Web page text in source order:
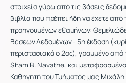
στοιχεία γύρω από τις βάσεις
βιβλία που πρέπει ήδη να έχετε
προηγουμένων εξαμήνων:
Βάσεων Δεδομένων - 5η έκδοση
περιστασιακά ο 2ος), γραμμένο από
Sham B. Navathe, και
Καθηγητή του Τμήματός μας